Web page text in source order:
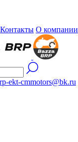
Контакты О компании
ekt-cmmotors@bk.ru